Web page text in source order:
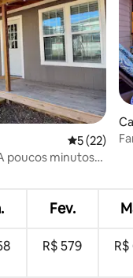
5 de uma
5 (22)
poucos minutos
Fev.
R$ 579